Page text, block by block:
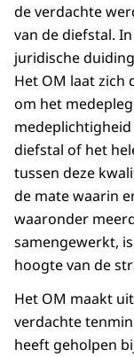
de verdachte
van de diefstal.
juridische
Het OM laat zich
om het
diefstal of het
tussen deze
de mate waarin
waaronder
samengewerkt,
hoogte van de
Het OM maakt
verdachte
heeft geholpen